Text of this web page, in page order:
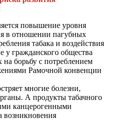
повышение уровня
в отношении пагубных
табака и воздействия
у гражданского общества
борьбу с потреблением
Рамочной конвенции
многие болезни,
А продукты табачного
канцерогенными
возникновения